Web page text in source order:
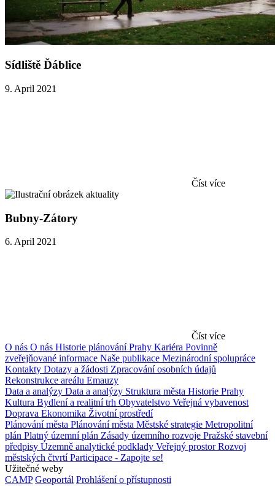
Sídliště Ďáblice
9. April 2021
Číst více
Bubny-Zátory
6. April 2021
Číst více
O nás O nás Historie plánování Prahy Kariéra Povinně
zveřejňované informace Naše publikace Mezinárodní spolupráce
Kontakty Dotazy a žádosti Zpracování osobních údajů
Rekonstrukce areálu Emauzy
Data a analýzy Data a analýzy Struktura města Historie Prahy
Kultura Bydlení a realitní trh Obyvatelstvo Veřejná vybavenost
Doprava Ekonomika Životní prostředí
Plánování města Plánování města Městské strategie Metropolitní
plán Platný územní plán Zásady územního rozvoje Pražské stavební
předpisy Územně analytické podklady Veřejný prostorRozvoj
městských čtvrtíParticipace - Zapojte se!
Užitečné weby
CAMP Geoportál Prohlášení o přístupnosti